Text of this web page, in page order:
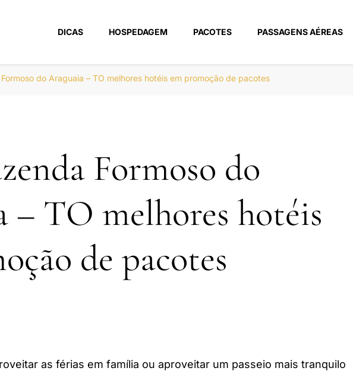
Viagem
DICAS HOSPEDAGEM PACOTES PASSAGENS AÉREAS
do Araguaia – TO melhores hotéis em promoção de pacotes
Formoso do
– TO melhores hotéis
de pacotes
as férias em família ou aproveitar um passeio mais tranquilo